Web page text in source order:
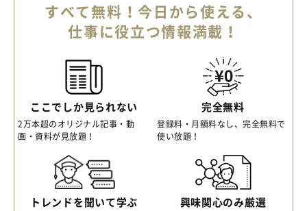
すべて無料！今日から使える、
仕事に役立つ情報満載！
ここでしか見られない
2万本超のオリジナル記事・動
画・資料が見放題！
完全無料
登録料・月額料なし、完全無料で
使い放題！
トレンドを聞いて学ぶ 興味関心のみ厳選